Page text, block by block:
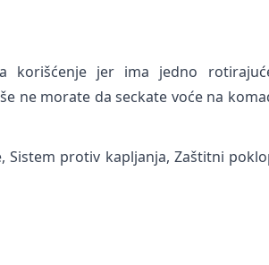
korišćenje jer ima jedno
ne morate da seckate voće na
protiv kapljanja, Zaštitni